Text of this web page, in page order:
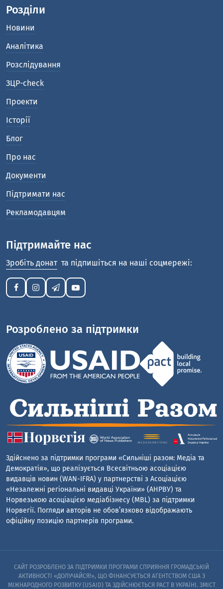
Розділи
Новини
Аналітика
Розслідування
ЗЦР-check
Проекти
Історії
Блог
Про нас
Документи
Підтримати нас
Рекламодавцям
Підтримайте нас
Зробіть донат та підпишіться на наші соцмережі:
Розроблено за підтримки
Здійснено за підтримки програми «Сильніші разом: Медіа та
Демократія», що реалізується Всесвітньою асоціацією
видавців новин (WAN-IFRA) у партнерстві з Асоціацією
«Незалежні регіональні видавці України» (АНРВУ) та
Норвезькою асоціацією медіабізнесу (MBL) за підтримки
Норвегії. Погляди авторів не обов’язково відображають
офіційну позицію партнерів програми.
САЙТ РОЗРОБЛЕНО ЗА ПІДТРИМКИ ПРОГРАМИ СПРИЯННЯ ГРОМАДСЬКІЙ
АКТИВНОСТІ «ДОЛУЧАЙСЯ!», ЩО ФІНАНСУЄТЬСЯ АГЕНТСТВОМ США З
МІЖНАРОДНОГО РОЗВИТКУ (USAID) ТА ЗДІЙСНЮЄТЬСЯ PACT В УКРАЇНІ. ЗМІСТ